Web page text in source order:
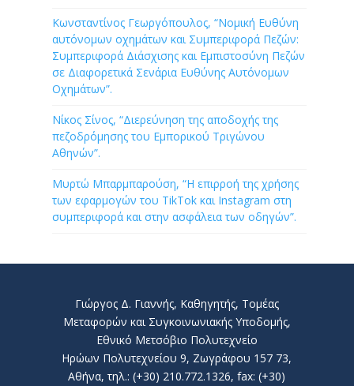
Κωνσταντίνος Γεωργόπουλος, “Νομική Ευθύνη
αυτόνομων οχημάτων και Συμπεριφορά Πεζών:
Συμπεριφορά Διάσχισης και Εμπιστοσύνη Πεζών
σε Διαφορετικά Σενάρια Ευθύνης Αυτόνομων
Οχημάτων”.
Νίκος Σίνος, “Διερεύνηση της αποδοχής της
πεζοδρόμησης του Εμπορικού Τριγώνου
Αθηνών”.
Μυρτώ Μπαρμπαρούση, “Η επιρροή της χρήσης
των εφαρμογών του TikTok και Instagram στη
συμπεριφορά και στην ασφάλεια των οδηγών”.
Γιώργος Δ. Γιαννής, Καθηγητής, Τομέας
Μεταφορών και Συγκοινωνιακής Υποδομής,
Εθνικό Μετσόβιο Πολυτεχνείο
Ηρώων Πολυτεχνείου 9, Ζωγράφου 157 73,
Αθήνα, τηλ.: (+30) 210.772.1326, fax: (+30)